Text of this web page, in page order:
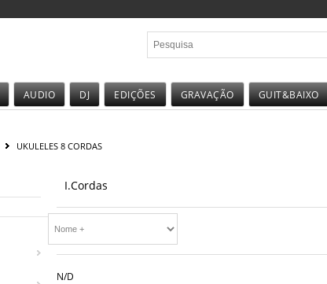
AUDIO DJ EDIÇÕES GRAVAÇÃO GUIT&BAIXO
UKULELES 8 CORDAS
I.Cordas
N/D